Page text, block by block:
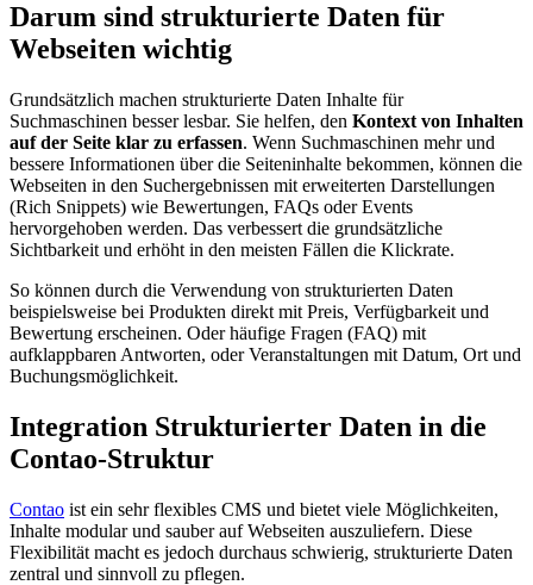
Darum sind strukturierte Daten für
Webseiten wichtig
Grundsätzlich machen strukturierte Daten Inhalte für
Suchmaschinen besser lesbar. Sie helfen, den Kontext von Inhalten
auf der Seite klar zu erfassen. Wenn Suchmaschinen mehr und
bessere Informationen über die Seiteninhalte bekommen, können die
Webseiten in den Suchergebnissen mit erweiterten Darstellungen
(Rich Snippets) wie Bewertungen, FAQs oder Events
hervorgehoben werden. Das verbessert die grundsätzliche
Sichtbarkeit und erhöht in den meisten Fällen die Klickrate.
So können durch die Verwendung von strukturierten Daten
beispielsweise bei Produkten direkt mit Preis, Verfügbarkeit und
Bewertung erscheinen. Oder häufige Fragen (FAQ) mit
aufklappbaren Antworten, oder Veranstaltungen mit Datum, Ort und
Buchungsmöglichkeit.
Integration Strukturierter Daten in die
Contao-Struktur
Contao ist ein sehr flexibles CMS und bietet viele Möglichkeiten,
Inhalte modular und sauber auf Webseiten auszuliefern. Diese
Flexibilität macht es jedoch durchaus schwierig, strukturierte Daten
zentral und sinnvoll zu pflegen.